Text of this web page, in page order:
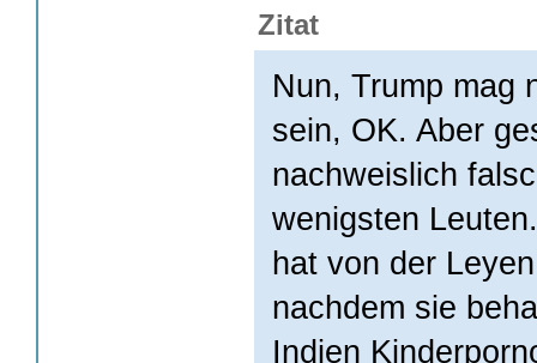
Zitat
Nun, Trump mag
sein, OK. Aber
nachweislich
wenigsten
hat von der
nachdem sie
Indien